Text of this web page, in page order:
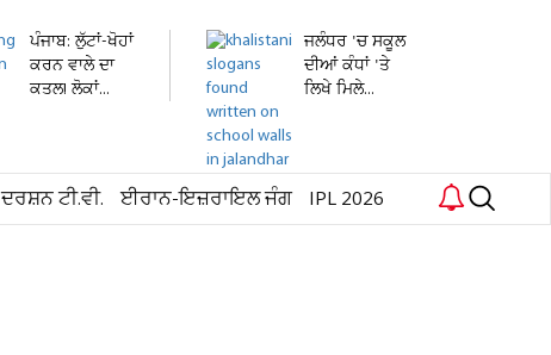
ਪੰਜਾਬ: ਲੁੱਟਾਂ-ਖੋਹਾਂ
ਕਰਨ ਵਾਲੇ ਦਾ
ਕਤਲ! ਲੋਕਾਂ...
ਜਲੰਧਰ 'ਚ ਸਕੂਲ
ਦੀਆਂ ਕੰਧਾਂ 'ਤੇ
ਲਿਖੇ ਮਿਲੇ...
ਦਰਸ਼ਨ ਟੀ.ਵੀ. ਈਰਾਨ-ਇਜ਼ਰਾਇਲ ਜੰਗ IPL 2026